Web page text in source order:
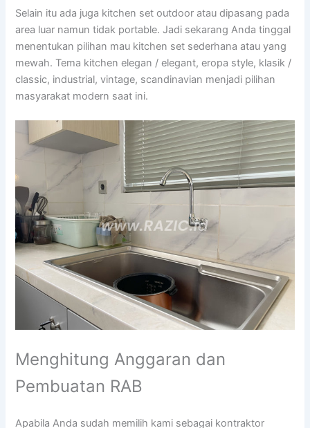
Selain itu ada juga kitchen set outdoor atau dipasang pada
area luar namun tidak portable. Jadi sekarang Anda tinggal
menentukan pilihan mau kitchen set sederhana atau yang
mewah. Tema kitchen elegan / elegant, eropa style, klasik /
classic, industrial, vintage, scandinavian menjadi pilihan
masyarakat modern saat ini.
Menghitung Anggaran dan
Pembuatan RAB
Apabila Anda sudah memilih kami sebagai kontraktor